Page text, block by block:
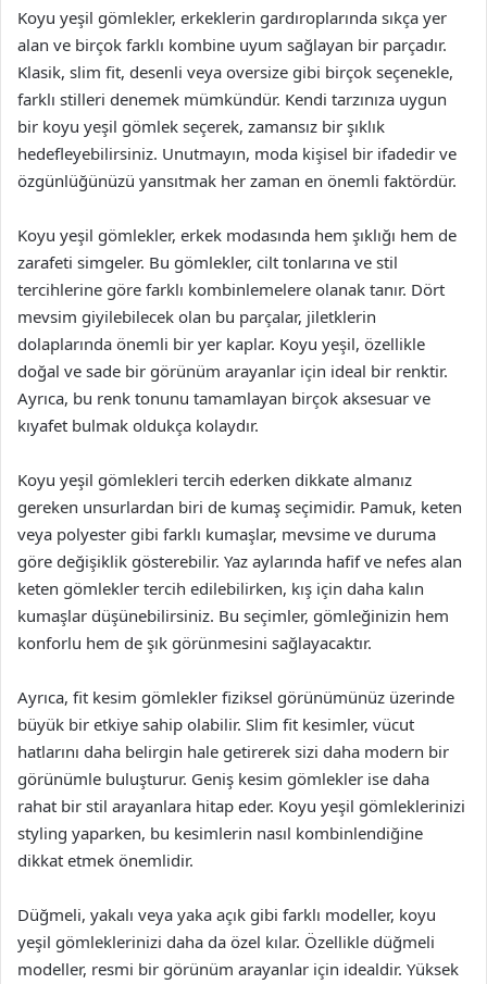
Koyu yeşil gömlekler, erkeklerin gardıroplarında sıkça yer
alan ve birçok farklı kombine uyum sağlayan bir parçadır.
Klasik, slim fit, desenli veya oversize gibi birçok seçenekle,
farklı stilleri denemek mümkündür. Kendi tarzınıza uygun
bir koyu yeşil gömlek seçerek, zamansız bir şıklık
hedefleyebilirsiniz. Unutmayın, moda kişisel bir ifadedir ve
özgünlüğünüzü yansıtmak her zaman en önemli faktördür.
Koyu yeşil gömlekler, erkek modasında hem şıklığı hem de
zarafeti simgeler. Bu gömlekler, cilt tonlarına ve stil
tercihlerine göre farklı kombinlemelere olanak tanır. Dört
mevsim giyilebilecek olan bu parçalar, jiletklerin
dolaplarında önemli bir yer kaplar. Koyu yeşil, özellikle
doğal ve sade bir görünüm arayanlar için ideal bir renktir.
Ayrıca, bu renk tonunu tamamlayan birçok aksesuar ve
kıyafet bulmak oldukça kolaydır.
Koyu yeşil gömlekleri tercih ederken dikkate almanız
gereken unsurlardan biri de kumaş seçimidir. Pamuk, keten
veya polyester gibi farklı kumaşlar, mevsime ve duruma
göre değişiklik gösterebilir. Yaz aylarında hafif ve nefes alan
keten gömlekler tercih edilebilirken, kış için daha kalın
kumaşlar düşünebilirsiniz. Bu seçimler, gömleğinizin hem
konforlu hem de şık görünmesini sağlayacaktır.
Ayrıca, fit kesim gömlekler fiziksel görünümünüz üzerinde
büyük bir etkiye sahip olabilir. Slim fit kesimler, vücut
hatlarını daha belirgin hale getirerek sizi daha modern bir
görünümle buluşturur. Geniş kesim gömlekler ise daha
rahat bir stil arayanlara hitap eder. Koyu yeşil gömleklerinizi
styling yaparken, bu kesimlerin nasıl kombinlendiğine
dikkat etmek önemlidir.
Düğmeli, yakalı veya yaka açık gibi farklı modeller, koyu
yeşil gömleklerinizi daha da özel kılar. Özellikle düğmeli
modeller, resmi bir görünüm arayanlar için idealdir. Yüksek